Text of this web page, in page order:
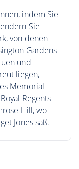
indem Sie
Sie
von denen
Gardens
und
liegen,
Memorial
Regents
Hill, wo
Jones saß.